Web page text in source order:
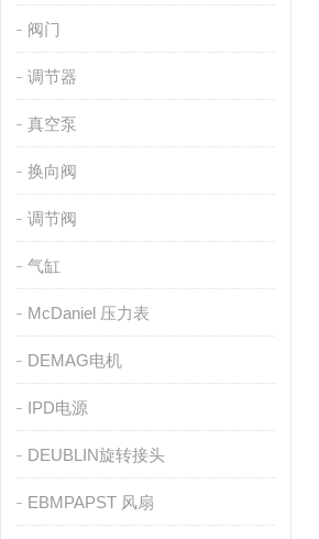
阀门
调节器
真空泵
换向阀
调节阀
气缸
McDaniel 压力表
DEMAG电机
IPD电源
DEUBLIN旋转接头
EBMPAPST 风扇